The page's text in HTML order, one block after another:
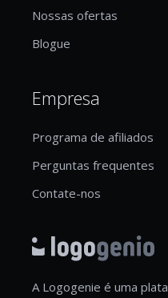
Nossas ofertas
Blogue
Empresa
Programa de afiliados
Perguntas frequentes
Contate-nos
A Logogenie é uma